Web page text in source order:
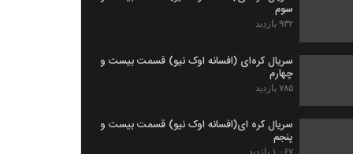
سوم
۹۳۲ بازدید
سریال کره‌ای (افسانه اوک نیو) قسمت بیست و
چهارم
۷۸۵ بازدید
سریال کره ای(افسانه اوک نیو) قسمت بیست و
پنجم
۱,۰۶۷ بازدید